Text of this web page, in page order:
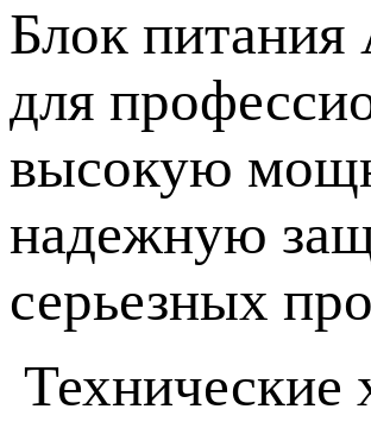
Блок
для
высокую
надежную
серьезных
Технические